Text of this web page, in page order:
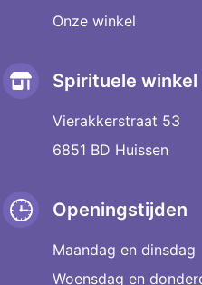
Onze winkel
Spirituele winkel
Vierakkerstraat 53
6851 BD Huissen
Openingstijden
Maandag en dinsdag
Woensdag en